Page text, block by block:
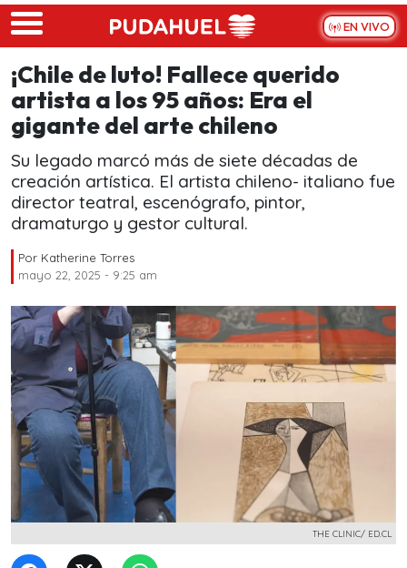
Skip to main content
EN VIVO
¡Chile de luto! Fallece querido
artista a los 95 años: Era el
gigante del arte chileno
Su legado marcó más de siete décadas de
creación artística. El artista chileno- italiano fue
director teatral, escenógrafo, pintor,
dramaturgo y gestor cultural.
Por Katherine Torres
mayo 22, 2025 - 9:25 am
THE CLINIC/ ED.CL